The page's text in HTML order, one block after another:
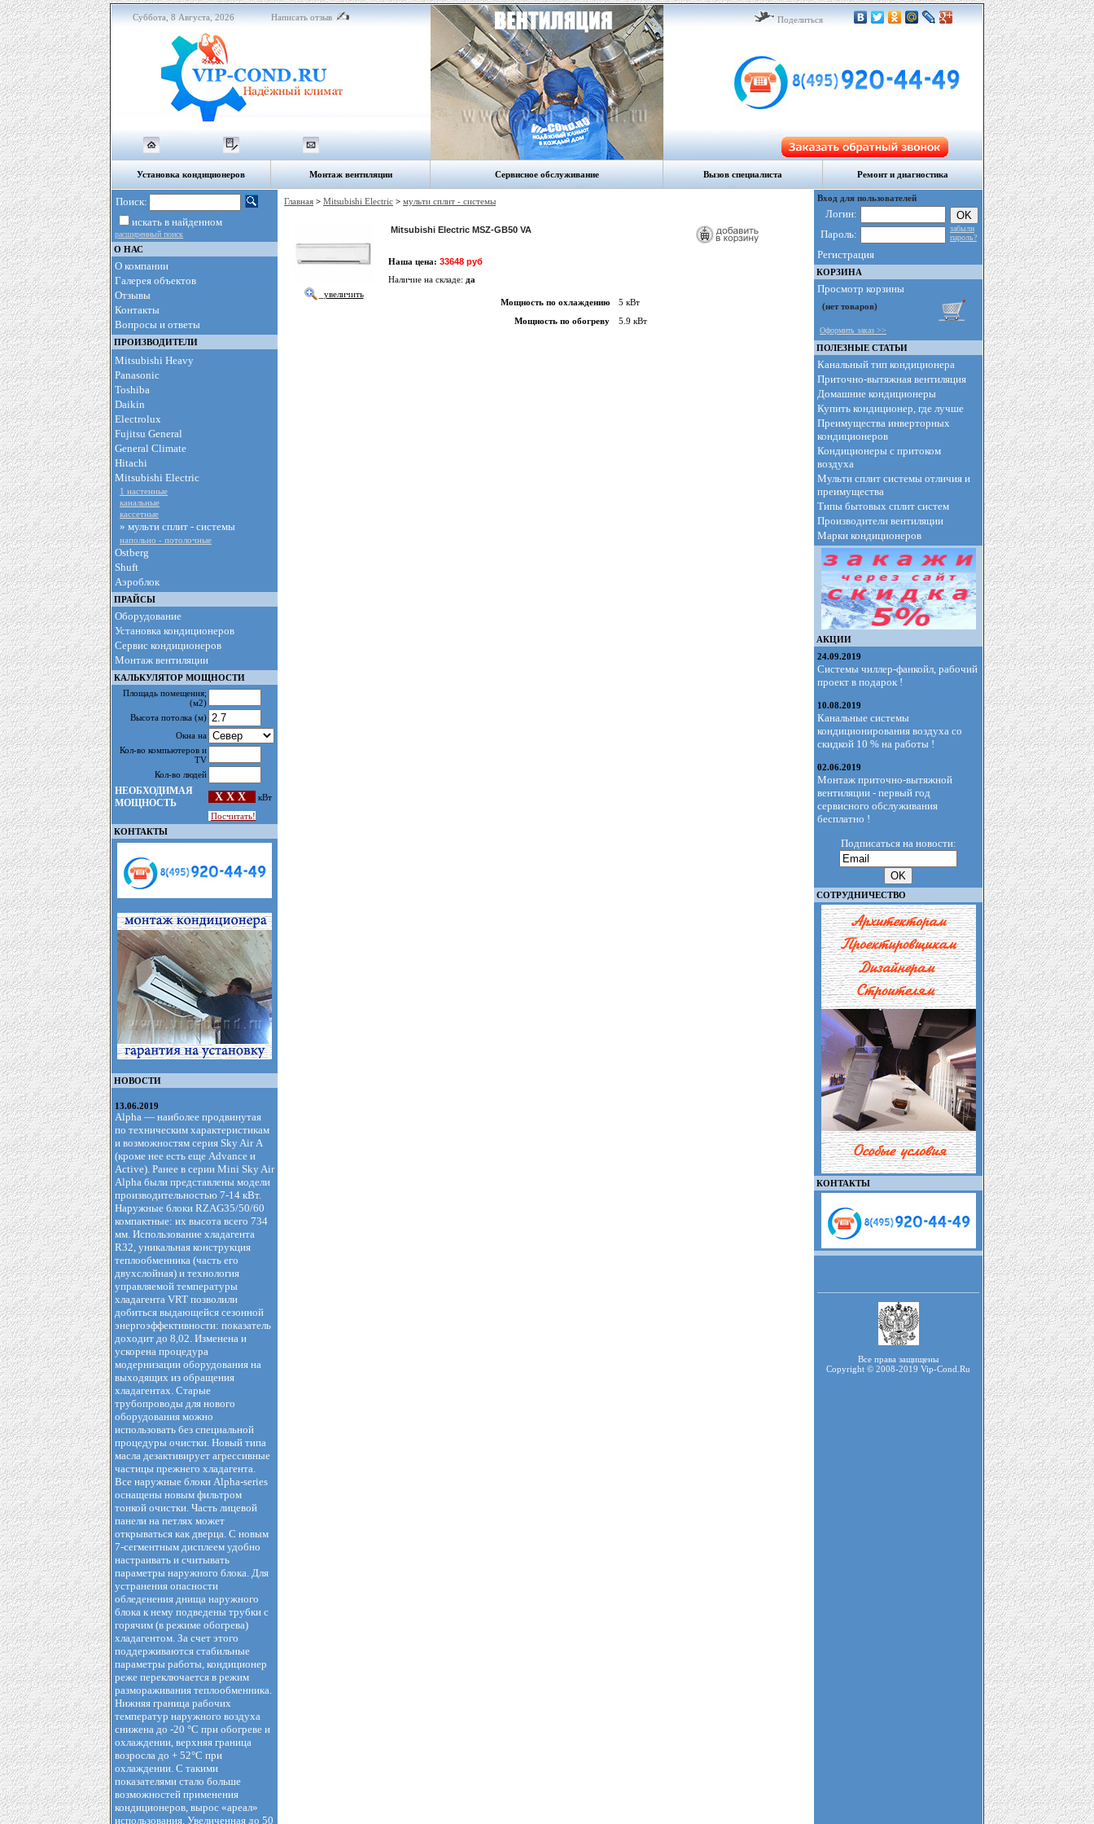
Суббота, 8 Августа, 2026 Написать отзыв Поделиться
Установка кондиционеров Монтаж вентиляции Сервисное обслуживание Вызов специалиста Ремонт и диагностика
Поиск:
искать в найденном
расширенный поиск
О НАС
О компании
Галерея объектов
Отзывы
Контакты
Вопросы и ответы
ПРОИЗВОДИТЕЛИ
Mitsubishi Heavy
Panasonic
Toshiba
Daikin
Electrolux
Fujitsu General
General Climate
Hitachi
Mitsubishi Electric
1 настенные
канальные
кассетные
» мульти сплит - cистемы
напольно - потолочные
Ostberg
Shuft
Аэроблок
ПРАЙСЫ
Оборудование
Установка кондиционеров
Сервис кондиционеров
Монтаж вентиляции
КАЛЬКУЛЯТОР МОЩНОСТИ
Площадь помещения;
(м2)
Высота потолка (м)
Окна на
Кол-во компьютеров и
TV
Кол-во людей
НЕОБХОДИМАЯ
МОЩНОСТЬ
X X X
кВт
Посчитать!
КОНТАКТЫ
НОВОСТИ
13.06.2019
Alpha — наиболее продвинутая
по техническим характеристикам
и возможностям серия Sky Air А
(кроме нее есть еще Advance и
Active). Ранее в серии Mini Sky Air
Alpha были представлены модели
производительностью 7-14 кВт.
Наружные блоки RZAG35/50/60
компактные: их высота всего 734
мм. Использование хладагента
R32, уникальная конструкция
теплообменника (часть его
двухслойная) и технология
управляемой температуры
хладагента VRT позволили
добиться выдающейся сезонной
энергоэффективности: показатель
доходит до 8,02. Изменена и
ускорена процедура
модернизации оборудования на
выходящих из обращения
хладагентах. Старые
трубопроводы для нового
оборудования можно
использовать без специальной
процедуры очистки. Новый типа
масла дезактивирует агрессивные
частицы прежнего хладагента.
Все наружные блоки Alpha-series
оснащены новым фильтром
тонкой очистки. Часть лицевой
панели на петлях может
открываться как дверца. С новым
7-сегментным дисплеем удобно
настраивать и считывать
параметры наружного блока. Для
устранения опасности
обледенения днища наружного
блока к нему подведены трубки с
горячим (в режиме обогрева)
хладагентом. За счет этого
поддерживаются стабильные
параметры работы, кондиционер
реже переключается в режим
размораживания теплообменника.
Нижняя граница рабочих
температур наружного воздуха
снижена до -20 °С при обогреве и
охлаждении, верхняя граница
возросла до + 52°С при
охлаждении. С такими
показателями стало больше
возможностей применения
кондиционеров, вырос «ареал»
использования. Увеличенная до 50
Главная > Mitsubishi Electric > мульти сплит - cистемы
увеличить
Mitsubishi Electric MSZ-GB50 VA
Наша цена: 33648 руб
Наличие на складе: да
Мощность по охлаждению
5 кВт
Мощность по обогреву
5.9 кВт
Вход для пользователей
Логин:
Пароль:
забыли
пароль?
Регистрация
КОРЗИНА
Просмотр корзины
Оформить заказ >>
ПОЛЕЗНЫЕ СТАТЬИ
Канальный тип кондиционера
Приточно-вытяжная вентиляция
Домашние кондиционеры
Купить кондиционер, где лучше
Преимущества инверторных
кондиционеров
Кондиционеры с притоком
воздуха
Мульти сплит системы отличия и
преимущества
Типы бытовых сплит систем
Производители вентиляции
Марки кондиционеров
АКЦИИ
24.09.2019
Системы чиллер-фанкойл, рабочий
проект в подарок !
10.08.2019
Канальные системы
кондиционирования воздуха со
скидкой 10 % на работы !
02.06.2019
Монтаж приточно-вытяжной
вентиляции - первый год
сервисного обслуживания
бесплатно !
Подписаться на новости:
СОТРУДНИЧЕСТВО
КОНТАКТЫ
Все права защищены
Copyright © 2008-2019 Vip-Cond.Ru